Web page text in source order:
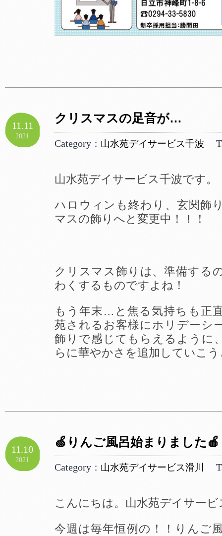
11.11
2021
クリスマスの足音が…
Category ： 山水苑デイサービス千波
山水苑デイサービス千波です。
ハロウィンも終わり、玄関飾
マスの飾りへと変更中！！！
クリスマス飾りは、準備する
わくするものですよね！
もう年末…と焦る気持ちも正
苑されるお客様にホリデーシ
飾りで感じてもらえるように
らに華やかさを追加していこ
11.10
2021
🍏りんご風呂始まりました🍎
Category ： 山水苑デイサービス滑川
こんにちは。山水苑デイサー
今週は毎年恒例の！！りんご